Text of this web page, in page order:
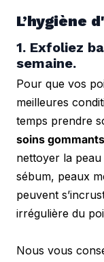
L’hygiène
1. Exfoliez
semaine.
Pour que vos
meilleures
temps prendre
soins
nettoyer la
sébum, peaux
peuvent
irrégulière du
Nous vous